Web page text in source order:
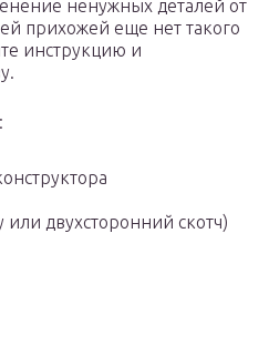
ненужных деталей от
прихожей еще нет такого
инструкцию и
двухсторонний скотч)